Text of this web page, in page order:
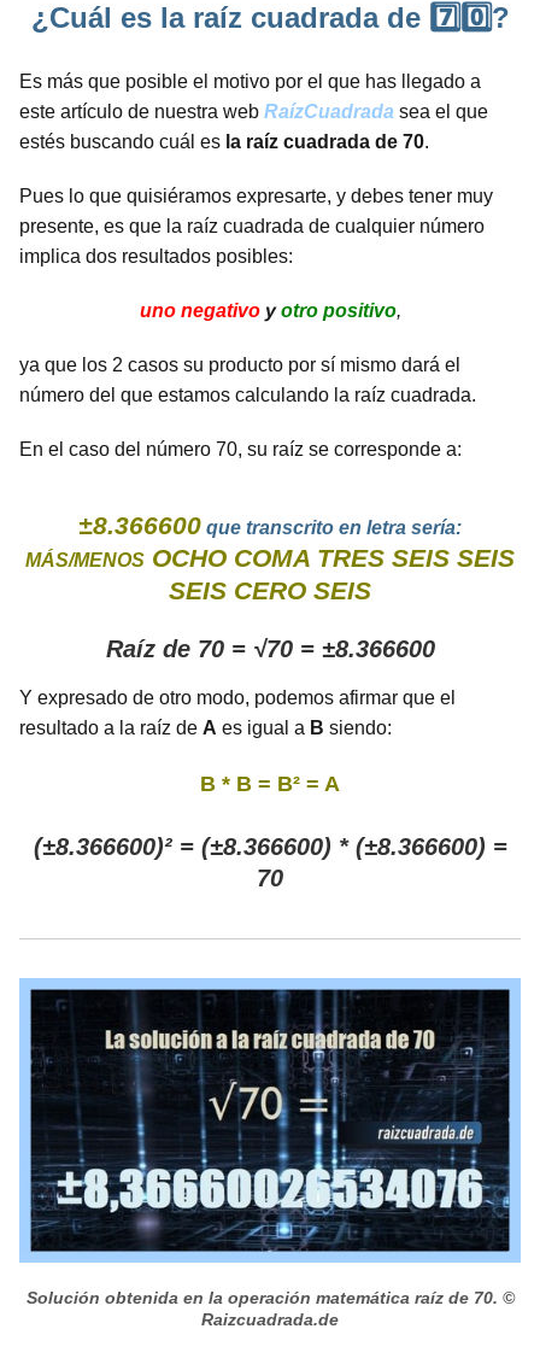
¿Cuál es la raíz cuadrada de 7️⃣0️⃣?
Es más que posible el motivo por el que has llegado a
este artículo de nuestra web RaízCuadrada sea el que
estés buscando cuál es la raíz cuadrada de 70.
Pues lo que quisiéramos expresarte, y debes tener muy
presente, es que la raíz cuadrada de cualquier número
implica dos resultados posibles:
uno negativoyotro positivo,
ya que los 2 casos su producto por sí mismo dará el
número del que estamos calculando la raíz cuadrada.
En el caso del número 70, su raíz se corresponde a:
±8.366600 que transcrito en letra sería:
MÁS/MENOS OCHO COMA TRES SEIS SEIS
SEIS CERO SEIS
Raíz de 70 = √70 = ±8.366600
Y expresado de otro modo, podemos afirmar que el
resultado a la raíz de A es igual a B siendo:
B * B = B² = A
(±8.366600)² = (±8.366600) * (±8.366600) =
70
Solución obtenida en la operación matemática raíz de 70. ©
Raizcuadrada.de